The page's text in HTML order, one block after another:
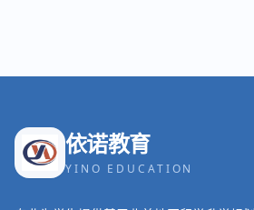
依诺教育
YINO EDUCATION